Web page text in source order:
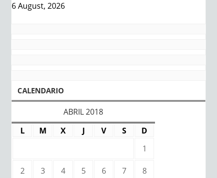
6 August, 2026
CALENDARIO
ABRIL 2018
L
M X J V S
D
1
2 3 4 5 6 7 8